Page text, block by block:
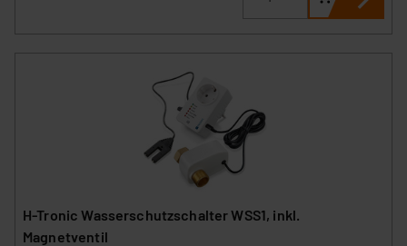
H-Tronic Wasserschutzschalter WSS1, inkl.
Magnetventil